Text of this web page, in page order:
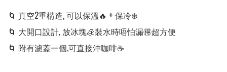
🌀 真空2重構造, 可以保溫🔥 + 保冷❄️
🌀 大開口設計, 放冰塊🧊裝水時唔怕漏🉐超方便
🌀 附有濾蓋一個,可直接沖咖啡☕